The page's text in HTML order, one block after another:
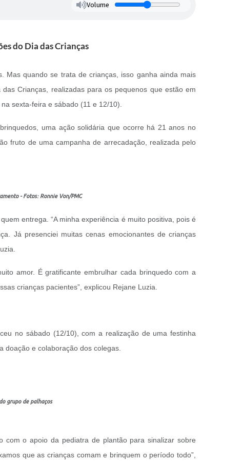
Volume
do Dia das Crianças
Mas quando se trata de crianças, isso ganha ainda mais
Crianças, realizadas para os pequenos que estão em
sexta-feira e sábado (11 e 12/10).
uma ação solidária que ocorre há 21 anos no
fruto de uma campanha de arrecadação, realizada pelo
- Fotos: Ronnie Von/PMC
entrega. “A minha experiência é muito positiva, pois é
Já presenciei muitas cenas emocionantes de crianças
amor. É gratificante embrulhar cada brinquedo com a
crianças pacientes”, explicou Rejane Luzia.
no sábado (12/10), com a realização de uma festinha
doação e colaboração dos colegas.
grupo de palhaços
com o apoio da pediatra de plantão para sinalizar sobre
que as crianças comam e brinquem o período todo”,